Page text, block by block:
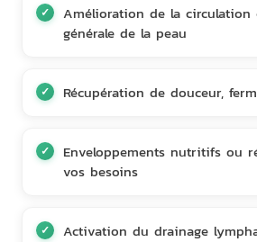
Amélioration de la circulation
générale de la peau
Récupération de douceur,
Enveloppements nutritifs ou
vos besoins
Activation du drainage